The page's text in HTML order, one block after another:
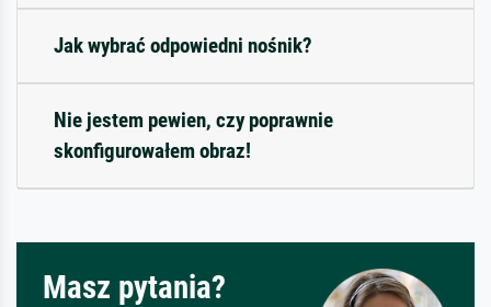
Jak wybrać odpowiedni nośnik?
Nie jestem pewien, czy poprawnie
skonfigurowałem obraz!
Masz pytania?